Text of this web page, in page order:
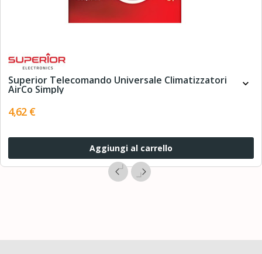
Superior Telecomando Universale Climatizzatori
AirCo Simply expand_more
4,62 €
Aggiungi al carrello